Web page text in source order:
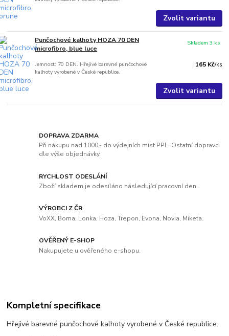
Zvolit variantu
Punčochové kalhoty HOZA 70 DEN
microfibro, blue luce
Jemnost: 70 DEN. Hřejivé barevné punčochové
kalhoty vyrobené v České republice.
165 Kč/ks
Skladem 3 ks
Zvolit variantu
DOPRAVA ZDARMA
Při nákupu nad 1000,- do výdejních míst PPL. Ostatní dopravci
dle výše objednávky.
RYCHLOST ODESLÁNÍ
Zboží skladem je odesíláno následující pracovní den.
VÝROBCI Z ČR
VoXX, Boma, Lonka, Hoza, Trepon, Evona, Novia, Miketa.
OVĚŘENÝ E-SHOP
Nakupujete u ověřeného e-shopu.
Kompletní specifikace
Hřejivé barevné punčochové kalhoty vyrobené v České republice.